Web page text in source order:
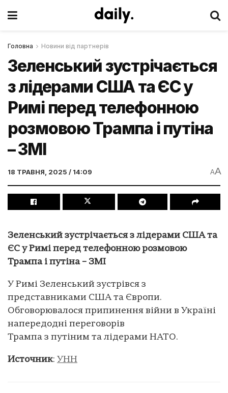
Головна Новини від партнерів
Зеленський зустрічається
з лідерами США та ЄС у
Римі перед телефонною
розмовою Трампа і путіна
– ЗМІ
18 ТРАВНЯ, 2025 / 14:09 AA
Зеленський зустрічається з лідерами США та
ЄС у Римі перед телефонною розмовою
Трампа і путіна – ЗМІ
У Римі Зеленський зустрівся з
представниками США та Європи.
Обговорювалося припинення війни в Україні
напередодні переговорів
Трампа з путіним та лідерами НАТО.
Источник: УНН